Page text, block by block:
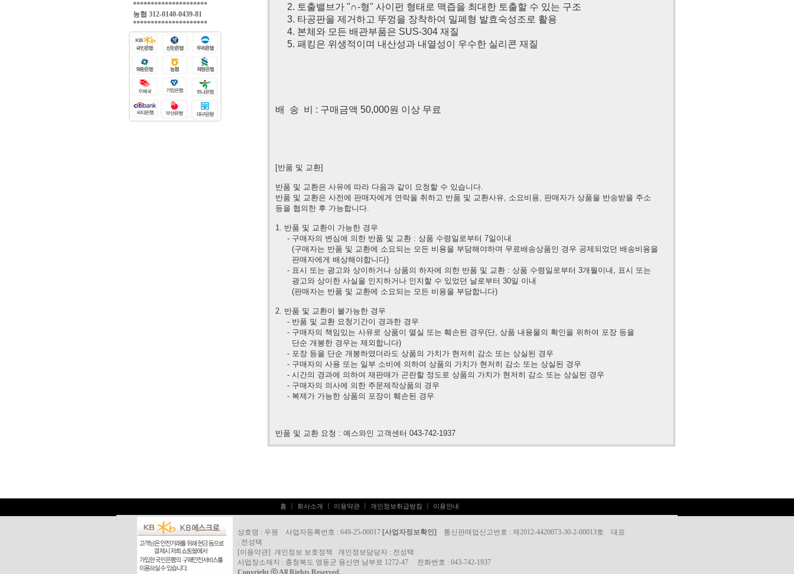
*********************
농협 312-0140-0439-81
*********************
2. 토출밸브가 "∩-형" 사이펀 형태로 맥즙을 최대한 토출할 수 있는 구조
3. 타공판을 제거하고 뚜껑을 장착하여 밀폐형 발효숙성조로 활용
4. 본체와 모든 배관부품은 SUS-304 재질
5. 패킹은 위생적이며 내산성과 내열성이 우수한 실리콘 재질
배 송 비 : 구매금액 50,000원 이상 무료
[반품 및 교환]
반품 및 교환은 사유에 따라 다음과 같이 요청할 수 있습니다.
반품 및 교환은 사전에 판매자에게 연락을 취하고 반품 및 교환사유, 소요비용, 판매자가 상품을 반송받을 주소
등을 협의한 후 가능합니다.
1. 반품 및 교환이 가능한 경우
- 구매자의 변심에 의한 반품 및 교환 : 상품 수령일로부터 7일이내
(구매자는 반품 및 교환에 소요되는 모든 비용을 부담해야하며 무료배송상품인 경우 공제되었던 배송비용을
판매자에게 배상해야합니다)
- 표시 또는 광고와 상이하거나 상품의 하자에 의한 반품 및 교환 : 상품 수령일로부터 3개월이내, 표시 또는
광고와 상이한 사실을 인지하거나 인지할 수 있었던 날로부터 30일 이내
(판매자는 반품 및 교환에 소요되는 모든 비용을 부담합니다)
2. 반품 및 교환이 불가능한 경우
- 반품 및 교환 요청기간이 경과한 경우
- 구매자의 책임있는 사유로 상품이 멸실 또는 훼손된 경우(단, 상품 내용물의 확인을 위하여 포장 등을
단순 개봉한 경우는 제외합니다)
- 포장 등을 단순 개봉하였더라도 상품의 가치가 현저히 감소 또는 상실된 경우
- 구매자의 사용 또는 일부 소비에 의하여 상품의 가치가 현저히 감소 또는 상실된 경우
- 시간의 경과에 의하여 재판매가 곤란할 정도로 상품의 가치가 현저히 감소 또는 상실된 경우
- 구매자의 의사에 의한 주문제작상품의 경우
- 복제가 가능한 상품의 포장이 훼손된 경우
반품 및 교환 요청 : 예스와인 고객센터 043-742-1937
홈 회사소개 이용약관 개인정보취급방침 이용안내
상호명 : 우원 사업자등록번호 : 649-25-00017 [사업자정보확인]
통신판매업신고번호 : 제2012-4420073-30-2-00013호 대표
: 전성택
[이용약관] 개인정보 보호정책 개인정보담당자 : 전성택
사업장소재지 : 충청북도 영동군 용산면 남부로 1272-47 전화번호 : 043-742-1937
Copyright ⓒ All Rights Reserved.